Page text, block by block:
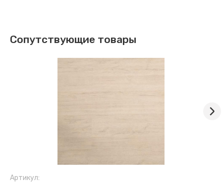
Сопутствующие товары
Артикул: